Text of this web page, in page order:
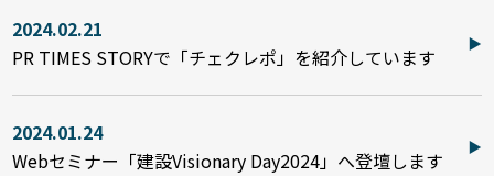
2024.02.21
PR TIMES STORYで「チェクレポ」を紹介しています
2024.01.24
Webセミナー「建設Visionary Day2024」へ登壇します